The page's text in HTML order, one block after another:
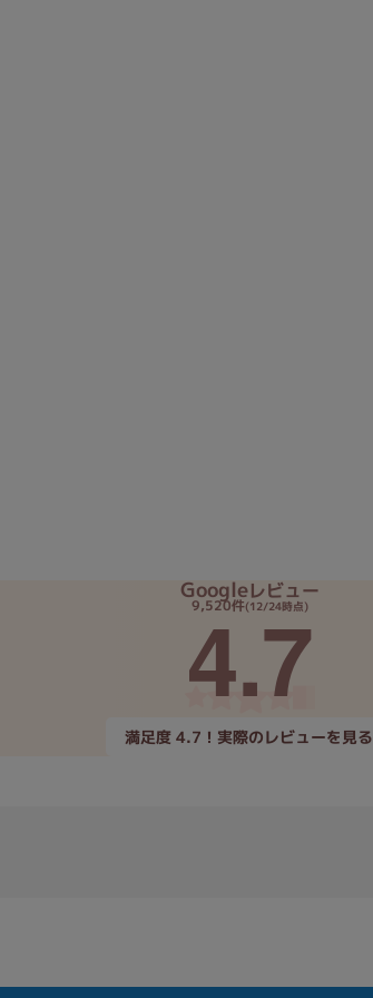
Googleレビュー
9,520件(12/24時点)
4.7
満足度 4.7！実際のレビューを見る